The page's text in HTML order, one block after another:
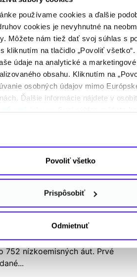
používame cookies a ďalšie
cookies je nevyhnutné na
Môžete nám tiež dať svoj súhlas s
kliknutím na tlačidlo „Povoliť
údaje na analytické a
obsahu. Kliknutím na
osobných údajov mimo
Ďalšie informácie nájdete v
Povoliť všetko
Prispôsobiť
Odmietnuť
Koľko to
nabíjaním?
,Elektromobilita
máme na Slovensku siedme
nabíjacích staniciach. Zároveň
v počte nabíjacích staníc
okrem plug-in
zmluvy s automobilovými
Eurent a Škoda Auto. Vozový
752 nízkoemisných áut. Prvé